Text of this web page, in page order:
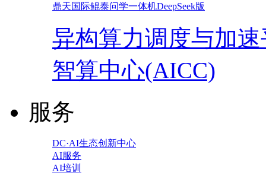
鼎天国际鲲泰问学一体机DeepSeek版
异构算力调度与加
智算中心(AICC)
服务
DC·AI生态创新中心
AI服务
AI培训